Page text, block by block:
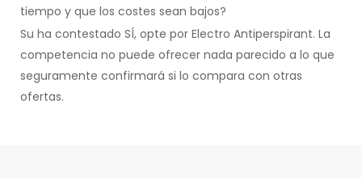
tiempo y que los costes sean bajos?
Su ha contestado SÍ, opte por Electro Antiperspirant. La
competencia no puede ofrecer nada parecido a lo que
seguramente confirmará si lo compara con otras
ofertas.